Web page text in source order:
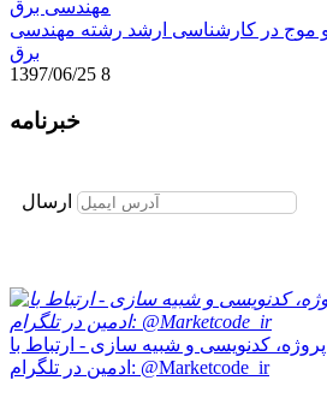
و موج در کارشناسی ارشد رشته مهندسی
برق
1397/06/25 8
خبرنامه
ارسال
کدنویسی و شبیه سازی - ارتباط با
ادمین در تلگرام: @Marketcode_ir